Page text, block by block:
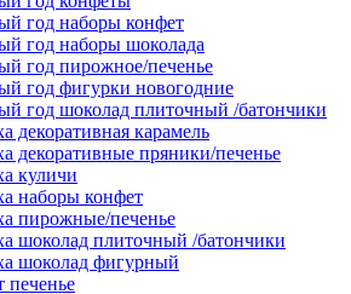
год наборы конфет
год наборы шоколада
год пирожное/печенье
год фигурки новогодние
год шоколад плиточный /батончики
декоративная карамель
декоративные пряники/печенье
куличи
наборы конфет
пирожные/печенье
шоколад плиточный /батончики
шоколад фигурный
печенье